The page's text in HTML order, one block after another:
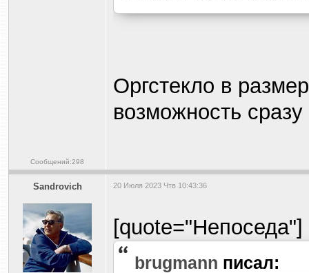
Сообщений:298
Оргстекло в
возможность
Sandrovich 20 Июля 2023 Чтв 10:43:36
brugmann писал: